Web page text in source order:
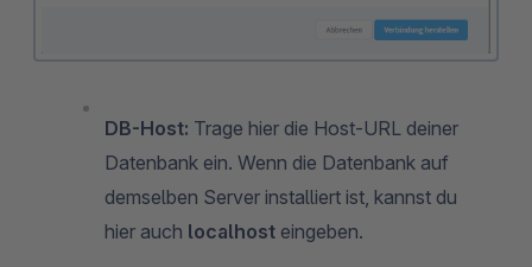
DB-Host: Trage hier die Host-URL deiner
Datenbank ein. Wenn die Datenbank auf
demselben Server installiert ist, kannst du
hier auch localhost eingeben.